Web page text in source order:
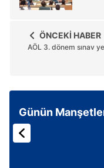
ÖNCEKİ HABER
AÖL 3. dönem sınav
Günün